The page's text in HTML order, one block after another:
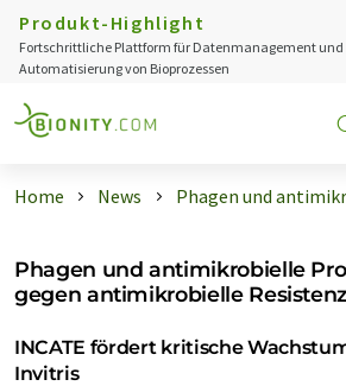
Produkt-Highlight
Fortschrittliche Plattform für Datenmanagement und
Automatisierung von Bioprozessen
Home News Phagen und
Phagen und antimikrobielle
gegen antimikrobielle
INCATE fördert kritische
Invitris